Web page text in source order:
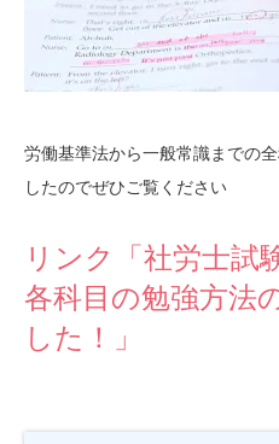
労働基準法から一般常識までの
したのでぜひご覧ください
リンク「社労士
各科目の勉強方法
した！」